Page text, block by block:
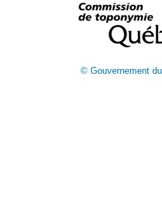
© Gouvernement